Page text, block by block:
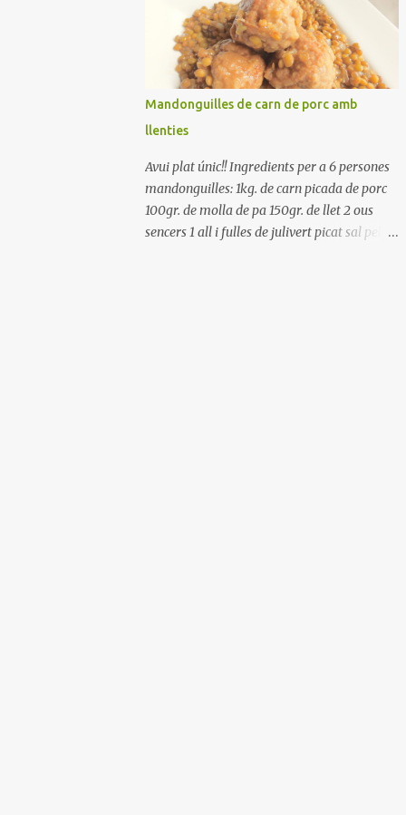
Renteu els pebrots i talleu-los a trossets.
Renteu les tomates i talleu-les a octaus.
Talleu les olives a rodanxes. Una hora abans
de portar a la taula, poseu els cigrons, ben
escorreguts, en un bol, amb la resta
d'ingredients: les tomates, el pebrot, la ceba,
(escorreguda), les olives i la tonyina
esmicolada. Amaniu amb sal i oli... bon
profit!!
Mandonguilles de carn de porc amb
llenties
Avui plat únic!! Ingredients per a 6 persones
mandonguilles: 1kg. de carn picada de porc
100gr. de molla de pa 150gr. de llet 2 ous
sencers 1 all i fulles de julivert picat sal pebre